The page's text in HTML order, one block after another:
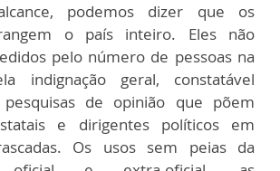
podemos dizer que os
o país inteiro. Eles não
pelo número de pessoas na
indignação geral, constatável
de opinião que põem
e dirigentes políticos em
Os usos sem peias da